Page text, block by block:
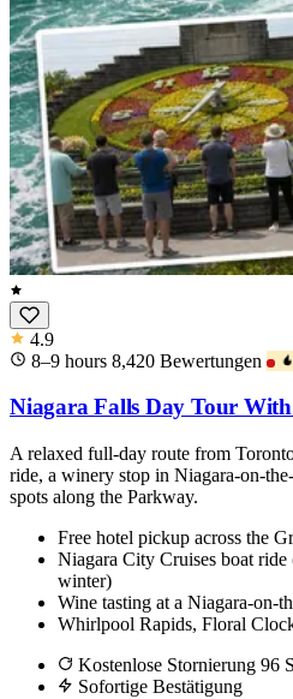
4.9
8–9 hours 8,420 Bewertungen
Niagara Falls Day Tour
A relaxed full-day route from
ride, a winery stop in Niagara-on-
spots along the Parkway.
Free hotel pickup across the
Niagara City Cruises boat
winter)
Wine tasting at a Niagara-on-
Whirlpool Rapids, Floral
Kostenlose Stornierung 96
Sofortige Bestätigung